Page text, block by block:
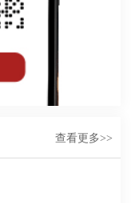
查看更多>>